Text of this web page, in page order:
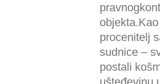
procenitelj
sudnice –
postali